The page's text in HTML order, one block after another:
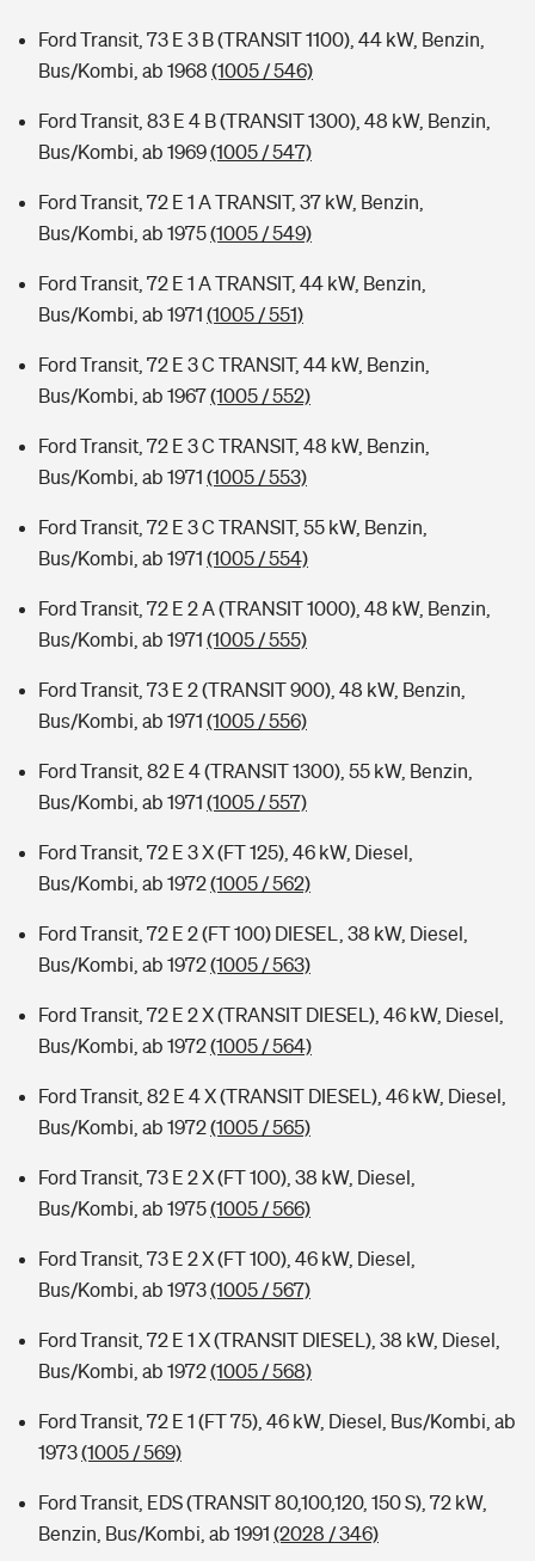
Ford Transit, 73 E 3 B (TRANSIT 1100), 44 kW, Benzin,
Bus/Kombi, ab 1968 (1005 / 546)
Ford Transit, 83 E 4 B (TRANSIT 1300), 48 kW, Benzin,
Bus/Kombi, ab 1969(1005 / 547)
Ford Transit, 72 E 1 A TRANSIT, 37 kW, Benzin,
Bus/Kombi, ab 1975(1005 / 549)
Ford Transit, 72 E 1 A TRANSIT, 44 kW, Benzin,
Bus/Kombi, ab 1971 (1005 / 551)
Ford Transit, 72 E 3 C TRANSIT, 44 kW, Benzin,
Bus/Kombi, ab 1967(1005 / 552)
Ford Transit, 72 E 3 C TRANSIT, 48 kW, Benzin,
Bus/Kombi, ab 1971 (1005 / 553)
Ford Transit, 72 E 3 C TRANSIT, 55 kW, Benzin,
Bus/Kombi, ab 1971 (1005 / 554)
Ford Transit, 72 E 2 A (TRANSIT 1000), 48 kW, Benzin,
Bus/Kombi, ab 1971 (1005 / 555)
Ford Transit, 73 E 2 (TRANSIT 900), 48 kW, Benzin,
Bus/Kombi, ab 1971 (1005 / 556)
Ford Transit, 82 E 4 (TRANSIT 1300), 55 kW, Benzin,
Bus/Kombi, ab 1971 (1005 / 557)
Ford Transit, 72 E 3 X (FT 125), 46 kW, Diesel,
Bus/Kombi, ab 1972(1005 / 562)
Ford Transit, 72 E 2 (FT 100) DIESEL, 38 kW, Diesel,
Bus/Kombi, ab 1972(1005 / 563)
Ford Transit, 72 E 2 X (TRANSIT DIESEL), 46 kW, Diesel,
Bus/Kombi, ab 1972(1005 / 564)
Ford Transit, 82 E 4 X (TRANSIT DIESEL), 46 kW, Diesel,
Bus/Kombi, ab 1972(1005 / 565)
Ford Transit, 73 E 2 X (FT 100), 38 kW, Diesel,
Bus/Kombi, ab 1975(1005 / 566)
Ford Transit, 73 E 2 X (FT 100), 46 kW, Diesel,
Bus/Kombi, ab 1973(1005 / 567)
Ford Transit, 72 E 1 X (TRANSIT DIESEL), 38 kW, Diesel,
Bus/Kombi, ab 1972(1005 / 568)
Ford Transit, 72 E 1 (FT 75), 46 kW, Diesel, Bus/Kombi, ab
1973(1005 / 569)
Ford Transit, EDS (TRANSIT 80,100,120, 150 S), 72 kW,
Benzin, Bus/Kombi, ab 1991 (2028 / 346)